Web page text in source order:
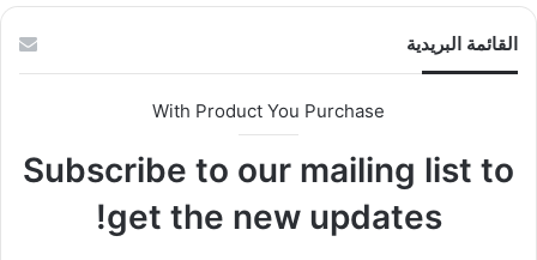
القائمة البريدية
With Product You Purchase
Subscribe to our mailing list to
get the new updates!